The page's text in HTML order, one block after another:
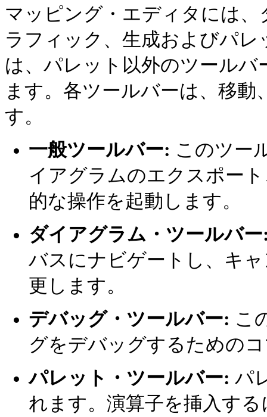
マッピング・エディタには
ラフィック、生成およびパ
は、パレット以外のツール
ます。各ツールバーは、移
す。
一般ツールバー: このツー
イアグラムのエクスポー
的な操作を起動します。
ダイアグラム・ツールバ
バスにナビゲートし、キ
更します。
デバッグ・ツールバー: こ
グをデバッグするための
パレット・ツールバー: パ
れます。演算子を挿入す